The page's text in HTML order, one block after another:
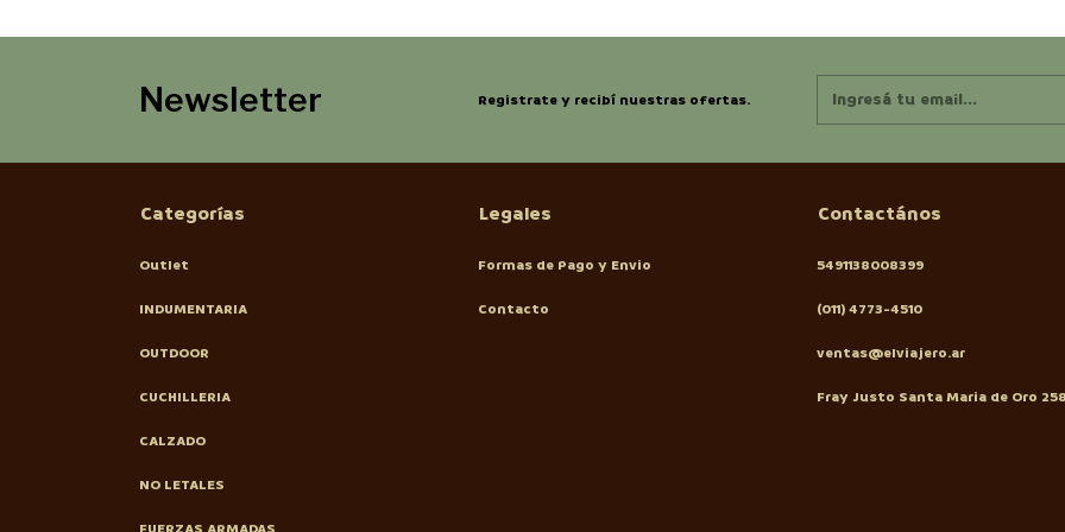
Newsletter Registrate y recibí nuestras ofertas.
Categorías
Outlet
INDUMENTARIA
OUTDOOR
CUCHILLERIA
CALZADO
NO LETALES
Legales
Formas de Pago y Envio
Contacto
Contactános
5491138008399
(011) 4773-4510
ventas@elviajero.ar
Fray Justo Santa Maria de Oro